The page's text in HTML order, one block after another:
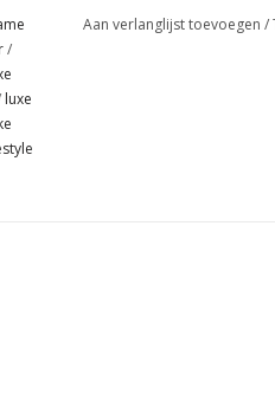
/
luxe
Aan verlanglijst toevoegen /